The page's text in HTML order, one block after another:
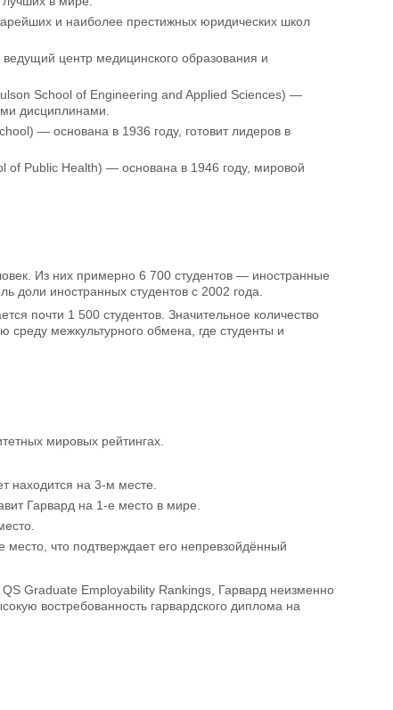
и наиболее престижных юридических школ
центр медицинского образования и
School of Engineering and Applied Sciences) —
дисциплинами.
— основана в 1936 году, готовит лидеров в
of Public Health) — основана в 1946 году, мировой
Из них примерно 6 700 студентов — иностранные
доли иностранных студентов с 2002 года.
почти 1 500 студентов. Значительное количество
межкультурного обмена, где студенты и
мировых рейтингах.
находится на 3-м месте.
Гарвард на 1-е место в мире.
что подтверждает его непревзойдённый
Graduate Employability Rankings, Гарвард неизменно
востребованность гарвардского диплома на